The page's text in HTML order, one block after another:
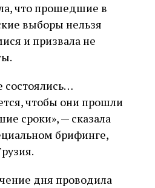
что прошедшие в
выборы нельзя
и призвала не
состоялись…
чтобы они прошли
сроки», — сказала
брифинге,
дня проводила